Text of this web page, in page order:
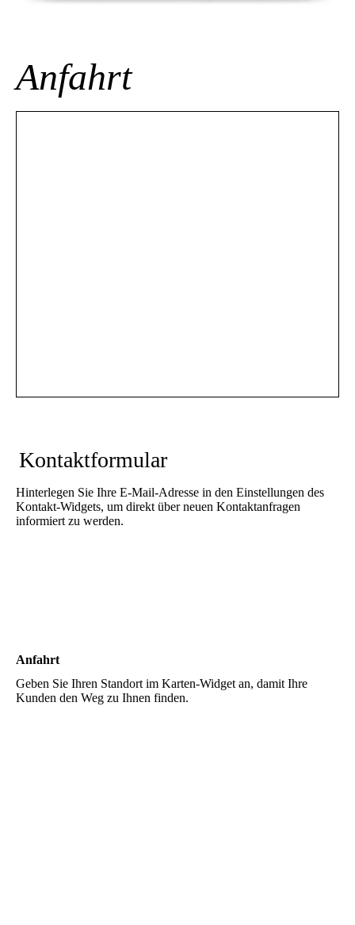
Anfahrt
Kontaktformular
Hinterlegen Sie Ihre E-Mail-Adresse in den Einstellungen des
Kontakt-Widgets, um direkt über neuen Kontaktanfragen
informiert zu werden.
Anfahrt
Geben Sie Ihren Standort im Karten-Widget an, damit Ihre
Kunden den Weg zu Ihnen finden.